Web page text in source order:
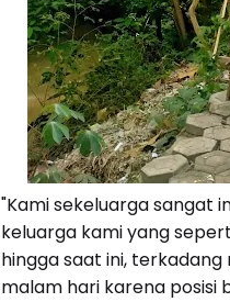
"Kami sekeluarga sangat
keluarga kami yang
hingga saat ini,
malam hari karena posisi